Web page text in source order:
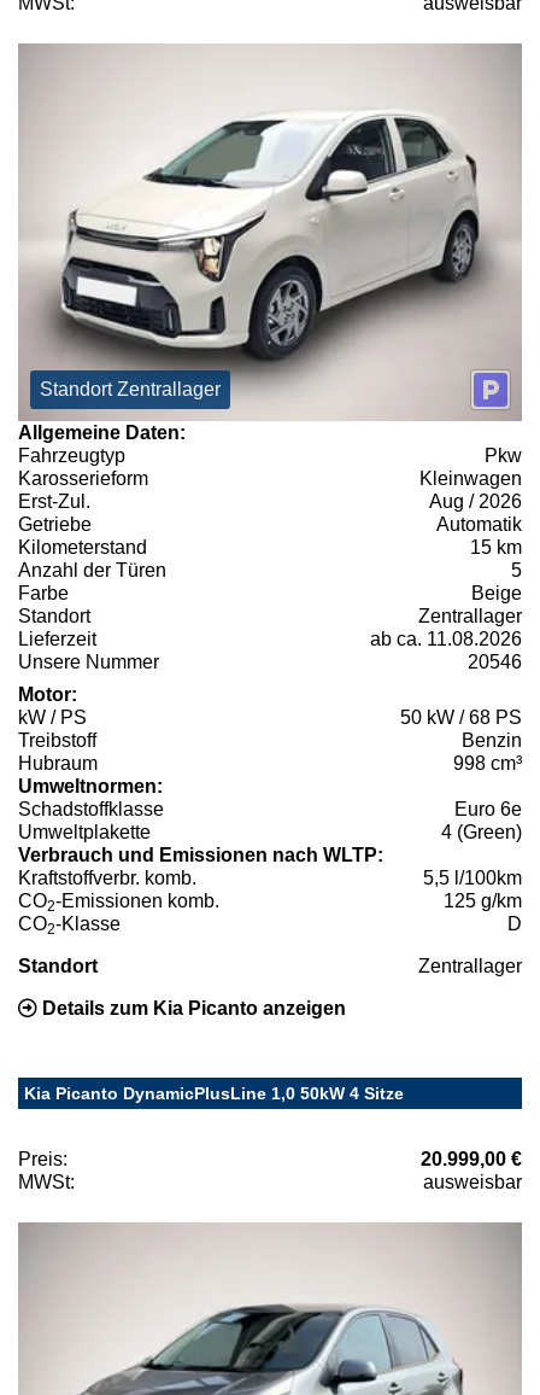
Standort Zentrallager
Allgemeine Daten:
Fahrzeugtyp
Pkw
Karosserieform
Kleinwagen
Erst-Zul.
Aug / 2026
Getriebe
Automatik
Kilometerstand
15 km
Anzahl der Türen
5
Farbe
Beige
Standort
Zentrallager
Lieferzeit
ab ca. 11.08.2026
Unsere Nummer
20546
Motor:
kW / PS
50 kW / 68 PS
Treibstoff
Benzin
Hubraum
998 cm³
Umweltnormen:
Schadstoffklasse
Euro 6e
Umweltplakette
4 (Green)
Verbrauch und Emissionen nach WLTP:
Kraftstoffverbr. komb.
5,5 l/100km
CO2-Emissionen komb.
125 g/km
CO2-Klasse D
Standort Zentrallager
Details zum Kia Picanto anzeigen
Kia Picanto DynamicPlusLine 1,0 50kW 4 Sitze
Preis:
20.999,00 €
MWSt:
ausweisbar